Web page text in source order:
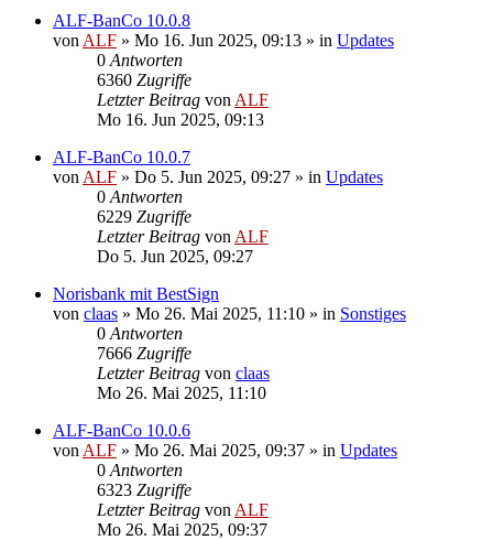
ALF-BanCo 10.0.8
von ALF » Mo 16. Jun 2025, 09:13 » in Updates
0 Antworten
6360 Zugriffe
Letzter Beitrag von ALF
Mo 16. Jun 2025, 09:13
ALF-BanCo 10.0.7
von ALF » Do 5. Jun 2025, 09:27 » in Updates
0 Antworten
6229 Zugriffe
Letzter Beitrag von ALF
Do 5. Jun 2025, 09:27
Norisbank mit BestSign
von claas » Mo 26. Mai 2025, 11:10 » in Sonstiges
0 Antworten
7666 Zugriffe
Letzter Beitrag von claas
Mo 26. Mai 2025, 11:10
ALF-BanCo 10.0.6
von ALF » Mo 26. Mai 2025, 09:37 » in Updates
0 Antworten
6323 Zugriffe
Letzter Beitrag von ALF
Mo 26. Mai 2025, 09:37